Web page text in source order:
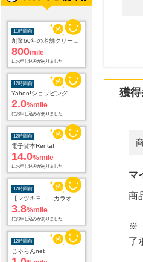
11時間前
800mile
にお申し込みがありました
Yahoo!ショッピング
2.0%mile
にお申し込みがありました
電子貸本Renta!
14.0%mile
にお申し込みがありました
【マツキヨココカラオンラインストア】マツモトキヨシ・ココカラファイン公式通販サイト
3.8%mile
にお申し込みがありました
じゃらんnet
1.0%mile
にお申し込みがありました
獲
マ
商
※
了